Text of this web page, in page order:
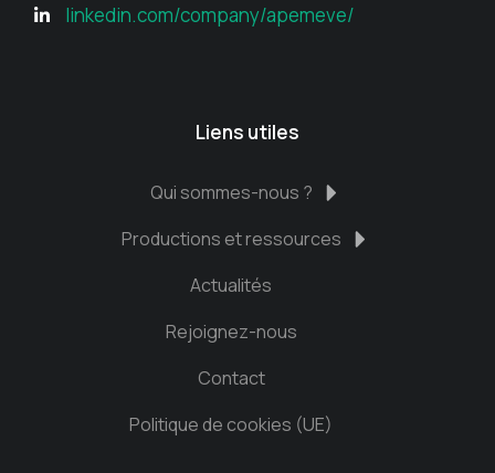
linkedin.com/company/apemeve/
Liens utiles
Qui sommes-nous ?
Productions et ressources
Actualités
Rejoignez-nous
Contact
Politique de cookies (UE)